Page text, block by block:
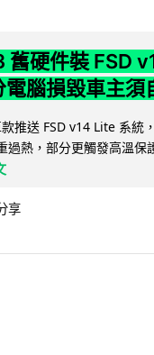
舊硬件裝 FSD
電腦損毀車主須
推送 FSD v14 Lite 系統
過熱，部分更觸發高溫保
享